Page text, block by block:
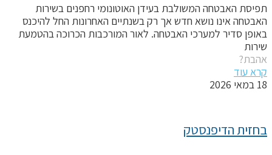
האבטחה המשולבת בעידן האוטונומי רחפנים בשירות
אינו נושא חדש אך רק בשנתיים האחרונות החל להיכנס
סדיר למערכי האבטחה. לאור המורכבות הכרוכה בהטמעת
עוד
2026
הדיפנסטק